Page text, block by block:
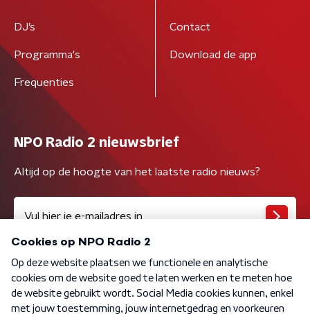
DJ’s
Programma's
Frequenties
Contact
Download de app
NPO Radio 2 nieuwsbrief
Altijd op de hoogte van het laatste radio nieuws?
Algemene voorwaarden